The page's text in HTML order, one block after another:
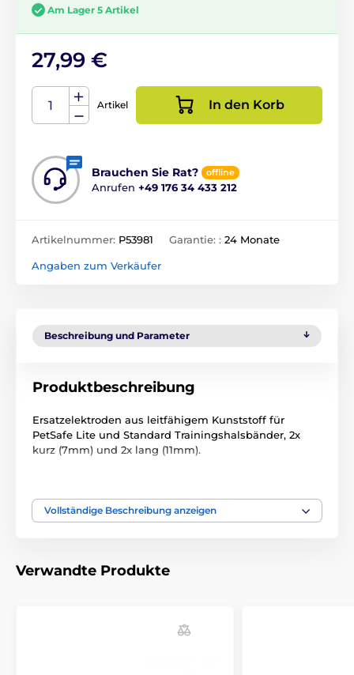
Am Lager 5 Artikel
27,99 €
Artikel In den Korb
Brauchen Sie Rat? offline
Anrufen +49 176 34 433 212
Artikelnummer: P53981 Garantie: : 24 Monate
Angaben zum Verkäufer
Beschreibung und Parameter
Produktbeschreibung
Ersatzelektroden aus leitfähigem Kunststoff für
PetSafe Lite und Standard Trainingshalsbänder, 2x
kurz (7mm) und 2x lang (11mm).
zur Illustration.
Vollständige Beschreibung anzeigen
Verwandte Produkte